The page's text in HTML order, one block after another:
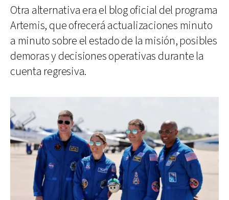
Otra alternativa era el blog oficial del programa
Artemis, que ofrecerá actualizaciones minuto
a minuto sobre el estado de la misión, posibles
demoras y decisiones operativas durante la
cuenta regresiva.